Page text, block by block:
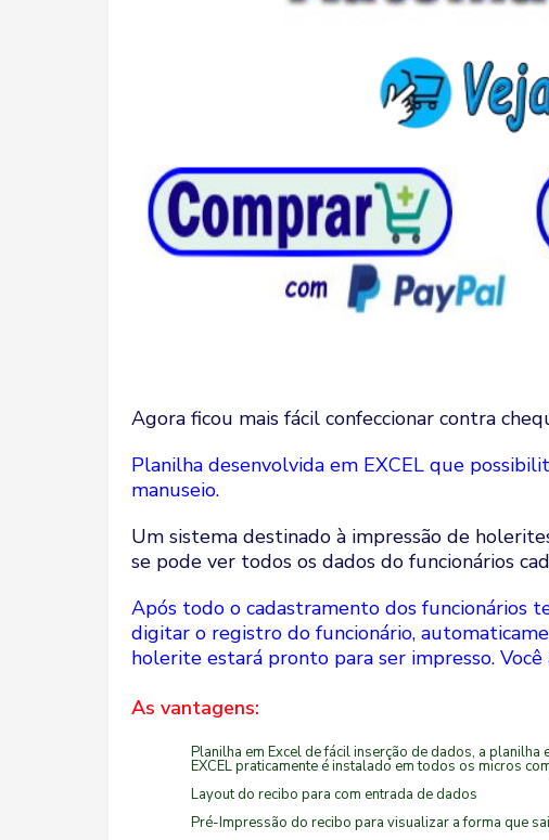
Agora ficou mais fácil confeccionar contra
Planilha desenvolvida em EXCEL que
manuseio.
Um sistema destinado à impressão de
se pode ver todos os dados do funcionários
Após todo o cadastramento dos funcionários
digitar o registro do funcionário,
holerite estará pronto para ser impresso.
As vantagens:
Planilha em Excel de fácil inserção de dados, a
EXCEL praticamente é instalado em todos os micros
Layout do recibo para com entrada de dados
Pré-Impressão do recibo para visualizar a forma que